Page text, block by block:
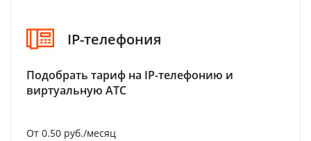
IP-телефония
Подобрать тариф на IP-телефонию и
виртуальную АТС
От 0.50 руб./месяц